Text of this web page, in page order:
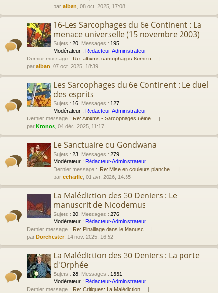
par alban , 08 oct. 2025, 17:08
16-Les Sarcophages du 6e Continent : La
menace universelle (15 novembre 2003)
Sujets : 20 Messages : 195
Modérateur : Rédacteur-Administrateur
Dernier message : Re: albums sarcophages 6eme c…
par alban , 07 oct. 2025, 18:39
Les Sarcophages du 6e Continent : Le duel
des esprits
Sujets : 16 Messages : 127
Modérateur : Rédacteur-Administrateur
Dernier message : Re: Albums - Sarcophages 6ème…
par Kronos , 04 déc. 2025, 11:17
Le Sanctuaire du Gondwana
Sujets : 23 Messages : 279
Modérateur : Rédacteur-Administrateur
Dernier message : Re: Mise en couleurs planche …
par ccharlie , 01 avr. 2026, 14:35
La Malédiction des 30 Deniers : Le
manuscrit de Nicodemus
Sujets : 20 Messages : 276
Modérateur : Rédacteur-Administrateur
Dernier message : Re: Pinaillage dans le Manusc…
par Dorchester , 14 nov. 2025, 16:52
La Malédiction des 30 Deniers : La porte
d'Orphée
Sujets : 28 Messages : 1331
Modérateur : Rédacteur-Administrateur
Dernier message : Re: Critiques: La Malédiction…